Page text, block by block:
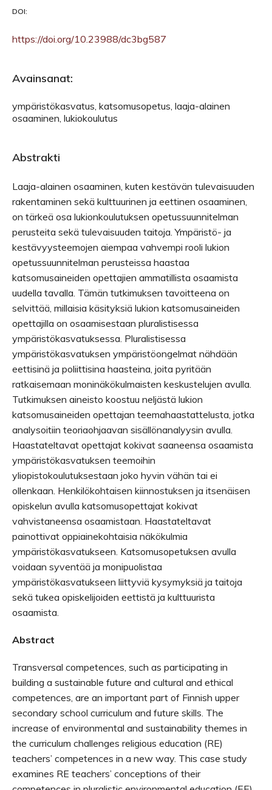
DOI:
https://doi.org/10.23988/dc3bg587
Avainsanat:
ympäristökasvatus, katsomusopetus, laaja-alainen
osaaminen, lukiokoulutus
Abstrakti
Laaja-alainen osaaminen, kuten kestävän tulevaisuuden
rakentaminen sekä kulttuurinen ja eettinen osaaminen,
on tärkeä osa lukionkoulutuksen opetussuunnitelman
perusteita sekä tulevaisuuden taitoja. Ympäristö- ja
kestävyysteemojen aiempaa vahvempi rooli lukion
opetussuunnitelman perusteissa haastaa
katsomusaineiden opettajien ammatillista osaamista
uudella tavalla. Tämän tutkimuksen tavoitteena on
selvittää, millaisia käsityksiä lukion katsomusaineiden
opettajilla on osaamisestaan pluralistisessa
ympäristökasvatuksessa. Pluralistisessa
ympäristökasvatuksen ympäristöongelmat nähdään
eettisinä ja poliittisina haasteina, joita pyritään
ratkaisemaan moninäkökulmaisten keskustelujen avulla.
Tutkimuksen aineisto koostuu neljästä lukion
katsomusaineiden opettajan teemahaastattelusta, jotka
analysoitiin teoriaohjaavan sisällönanalyysin avulla.
Haastateltavat opettajat kokivat saaneensa osaamista
ympäristökasvatuksen teemoihin
yliopistokoulutuksestaan joko hyvin vähän tai ei
ollenkaan. Henkilökohtaisen kiinnostuksen ja itsenäisen
opiskelun avulla katsomusopettajat kokivat
vahvistaneensa osaamistaan. Haastateltavat
painottivat oppiainekohtaisia näkökulmia
ympäristökasvatukseen. Katsomusopetuksen avulla
voidaan syventää ja monipuolistaa
ympäristökasvatukseen liittyviä kysymyksiä ja taitoja
sekä tukea opiskelijoiden eettistä ja kulttuurista
osaamista.
Abstract
Transversal competences, such as participating in
building a sustainable future and cultural and ethical
competences, are an important part of Finnish upper
secondary school curriculum and future skills. The
increase of environmental and sustainability themes in
the curriculum challenges religious education (RE)
teachers’ competences in a new way. This case study
examines RE teachers’ conceptions of their